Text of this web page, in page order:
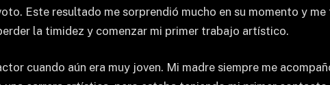
Este resultado me sorprendió mucho en su momento y
la timidez y comenzar mi primer trabajo artístico.
cuando aún era muy joven. Mi madre siempre me